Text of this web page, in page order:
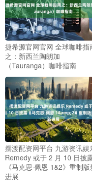
捷希源官网官网 全球咖啡指
之：新西兰陶朗加
（Tauranga）咖啡指南
摆渡配资网平台 九游资讯娱
Remedy 或于 2 月 10 日披
《马克思·佩恩 1&2》重制
进展